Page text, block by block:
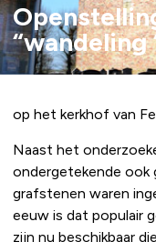
“wandeling
op het kerkhof van
Naast het
ondergetekende ook
grafstenen waren
eeuw is dat populair
zijn nu beschikbaar